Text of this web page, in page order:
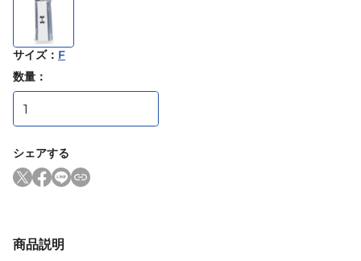
サイズ： F
数量：
シェアする
商品説明